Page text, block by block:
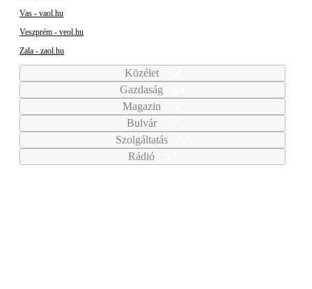
Vas - vaol.hu
Veszprém - veol.hu
Zala - zaol.hu
Közélet
Gazdaság
Magazin
Bulvár
Szolgáltatás
Rádió